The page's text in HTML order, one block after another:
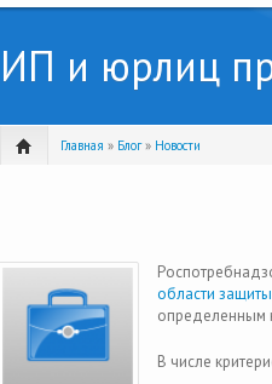
ИП и юрлиц
Главная » Блог» Новости
области
определенным
В числе